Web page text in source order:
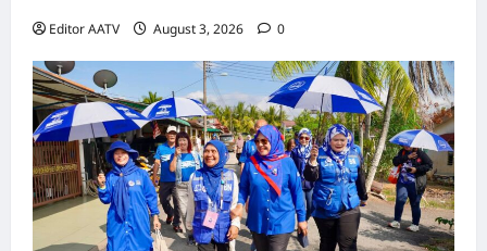
Editor AATV August 3, 2026 0